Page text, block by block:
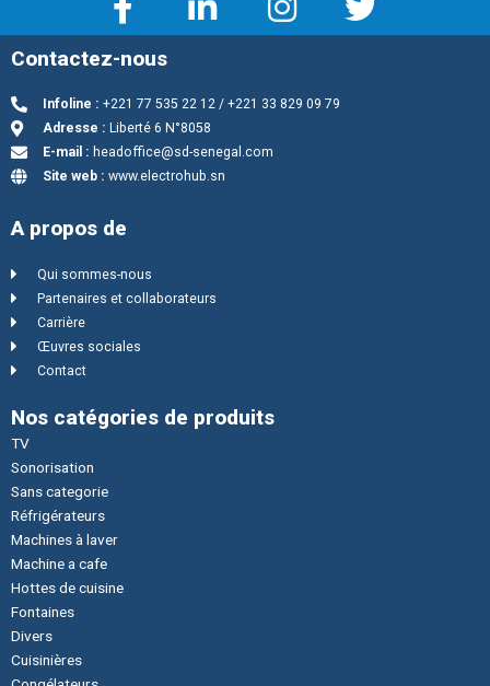
Contactez-nous
Infoline : +221 77 535 22 12 / +221 33 829 09 79
Adresse : Liberté 6 N°8058
E-mail : headoffice@sd-senegal.com
Site web : www.electrohub.sn
A propos de
Qui sommes-nous
Partenaires et collaborateurs
Carrière
Œuvres sociales
Contact
Nos catégories de produits
TV
Sonorisation
Sans categorie
Réfrigérateurs
Machines à laver
Machine a cafe
Hottes de cuisine
Fontaines
Divers
Cuisinières